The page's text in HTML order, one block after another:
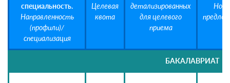
специальность.
Направленность
(профили)/
специализация
Целевая
квота
детализированных
для целевого
приема
БАКАЛАВРИАТ